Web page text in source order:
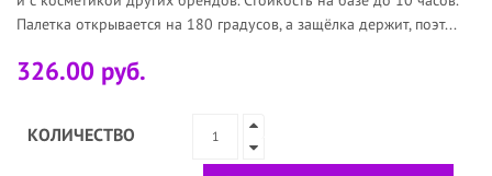
Палетка открывается на 180 градусов, а защёлка держит, поэт...
326.00 руб.
КОЛИЧЕСТВО